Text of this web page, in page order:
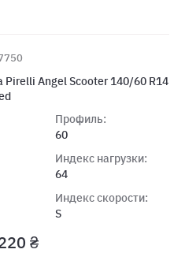
Pirelli Angel Scooter 140/60 R14
Профиль:
60
Индекс нагрузки:
64
Индекс скорости:
S
₴